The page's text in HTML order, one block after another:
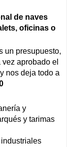
de naves
oficinas o
un presupuesto,
aprobado el
nos deja todo a
y
y tarimas